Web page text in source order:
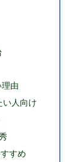
由
い人向け
すめ